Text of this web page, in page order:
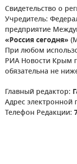
Свидетельство о
Учредитель:
предприятие
«Россия сегодня»
При любом
РИА Новости Крым
обязательна не
Главный редактор:
Адрес электронной
Телефон Редакции: